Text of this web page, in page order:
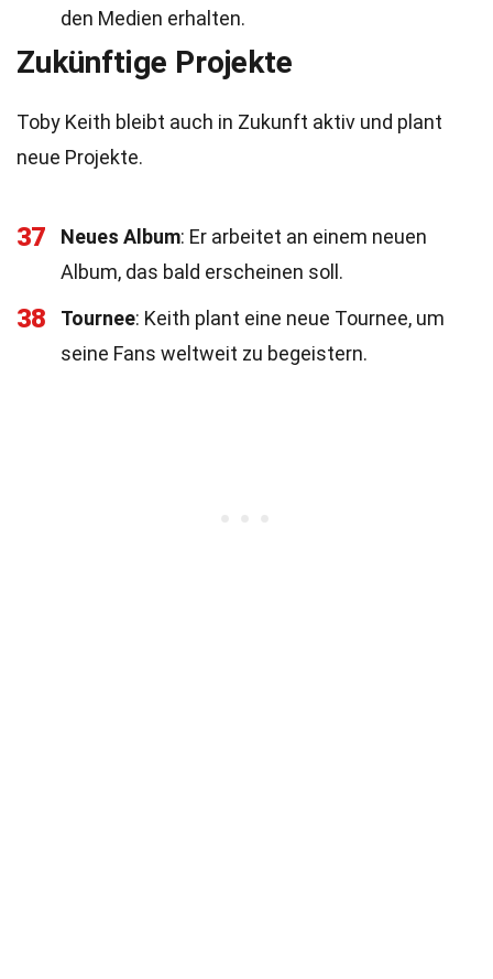
den Medien erhalten.
Zukünftige Projekte
Toby Keith bleibt auch in Zukunft aktiv und plant
neue Projekte.
37 Neues Album: Er arbeitet an einem neuen
Album, das bald erscheinen soll.
38 Tournee: Keith plant eine neue Tournee, um
seine Fans weltweit zu begeistern.